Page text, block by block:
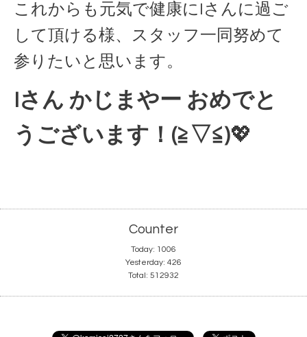
これからも元気で健康にIさんに過ご
して頂ける様、スタッフ一同努めて
参りたいと思います。
Iさん かじまやー おめでと
うございます！(≧▽≦)💖
Counter
Today: 1006
Yesterday: 426
Total: 512932